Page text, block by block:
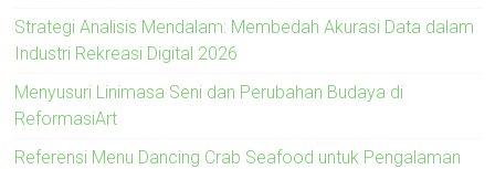
Strategi Analisis Mendalam: Membedah Akurasi Data dalam
Industri Rekreasi Digital 2026
Menyusuri Linimasa Seni dan Perubahan Budaya di
ReformasiArt
Referensi Menu Dancing Crab Seafood untuk Pengalaman